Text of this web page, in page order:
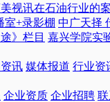
视讯在石油行业的
室+录影棚 中广天择
》栏目 嘉兴学院实
讯 媒体报道 行业资
企业资质 企业招聘